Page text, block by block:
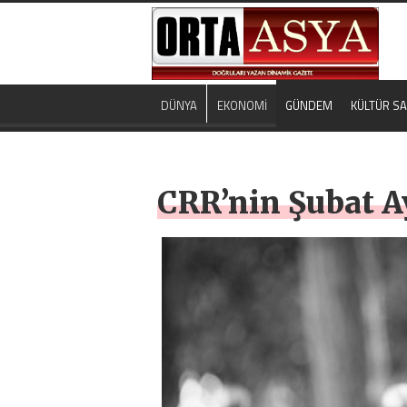
DÜNYA EKONOMİ GÜNDEM KÜLTÜR
CRR’nin Şubat